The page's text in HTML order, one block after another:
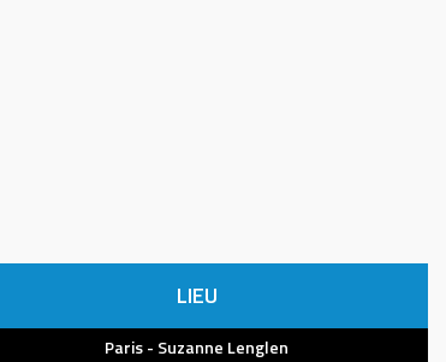
LIEU
Paris - Suzanne Lenglen